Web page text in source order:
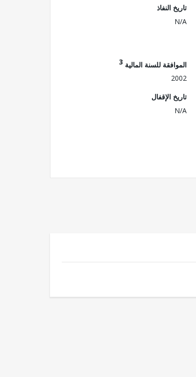
تاريخ النفاذ
N/A
الموافقة للسنة المالية 3
2002
تاريخ الإقفال
N/A